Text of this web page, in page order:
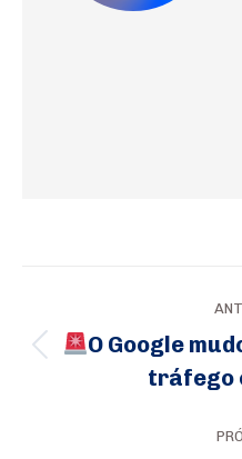
de
O Google
tráfego